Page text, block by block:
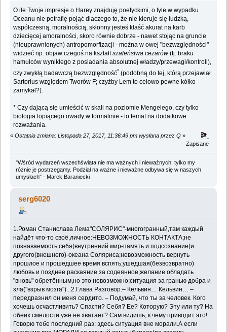
O ile Twoje impresje o Harey znajduję poetyckimi, o tyle w wypadku
Oceanu nie potrafię pojąć dlaczego to, że nie kieruje się ludzką,
współczesną, moralnością, skłonny jesteś kłaść akurat na karb
dziecięcej amoralności, skoro równie dobrze - nawet stojąc na gruncie
(nieuprawnionych) antropomorfizacji - można w owej "bezwzględności"
widzieć np. objaw czegoś na kształtszaleństwa cezarów(tj. braku
hamulców wynikłego z posiadania absolutnej władzy/przewagi/kontroli),
czy zwykłą badawczą bezwzględność* (podobną do tej, którą przejawiał
Sartorius względem Tworów F; czyżby Lem to celowo pewne kółko
zamykał?).
* Czy dającą się umieścić w skali na poziomie Mengelego, czy tylko
biologia topiącego owady w formalinie - to temat na dodatkowe
rozważania.
« Ostatnia zmiana: Listopada 27, 2017, 11:36:49 pm wysłana przez Q »
Zapisane
"Wśród wydarzeń wszechświata nie ma ważnych i nieważnych, tylko my
różnie je postrzegamy. Podział na ważne i nieważne odbywa się w naszych
umysłach" - Marek Baraniecki
serg6020
1.Роман Станислава Лема"СОЛЯРИС"-многогранный,там каждый
найдёт что-то своё,личное:НЕВОЗМОЖНОСТЬ КОНТАКТА;не
познаваемость себя(внутренний мир-память и подсознание)и
другого(внешнего)-океана Соляриса;невозможность вернуть
прошлое и прошедшее время вспять;ушедшая(безвозвратно)
любовь и позднее раскаяние за содеянное;желание обладать
"вновь" обретённым,но это невозможно;ситуация за гранью добра и
зла("взрыв мозга")...2.Глава Разговор:– Кельвин… Кельвин… –
передразнил он меня сердито. – Подумай, что ты за человек. Кого
хочешь осчастливить? Спасти? Себя? Ее? Которую? Эту или ту? На
обеих смелости уже не хватает? Сам видишь, к чему приводит это!
Говорю тебе последний раз: здесь ситуация вне морали.А если